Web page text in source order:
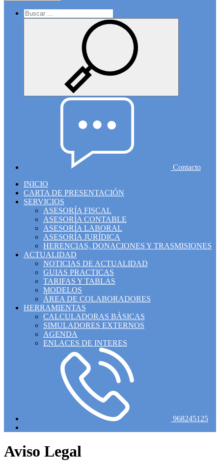
Contacto
INICIO
CARTA DE PRESENTACIÓN
SERVICIOS
ASESORÍA FISCAL
ASESORÍA CONTABLE
ASESORÍA LABORAL
ASESORÍA JURÍDICA
HERENCIAS, DONACIONES Y TRASMISIONES
ACTUALIDAD
NOTICIAS DE ACTUALIDAD
GUIAS PRACTICAS
TARIFAS Y TABLAS
MODELOS
ÁREA DE COLABORADORES
HERRAMIENTAS
CALCULADORAS BÁSICAS
SIMULADORES EXTERNOS
AGENDA
ENLACES DE INTERES
968245125
Aviso Legal